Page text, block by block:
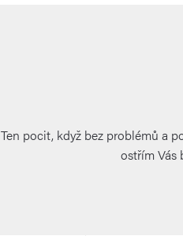
Ten pocit, když bez problémů a
ostřím Vás